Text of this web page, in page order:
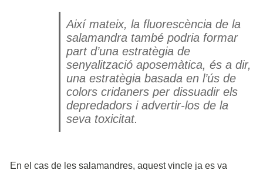
Així mateix, la fluorescència de la
salamandra també podria formar
part d’una estratègia de
senyalització aposemàtica, és a dir,
una estratègia basada en l’ús de
colors cridaners per dissuadir els
depredadors i advertir-los de la
seva toxicitat.
En el cas de les salamandres, aquest vincle ja es va